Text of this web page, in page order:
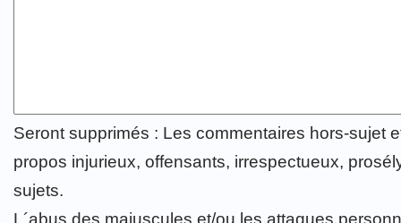
Seront supprimés : Les commentaires hors-sujet
propos injurieux, offensants, irrespectueux,
sujets.
L´abus des majuscules et/ou les attaques